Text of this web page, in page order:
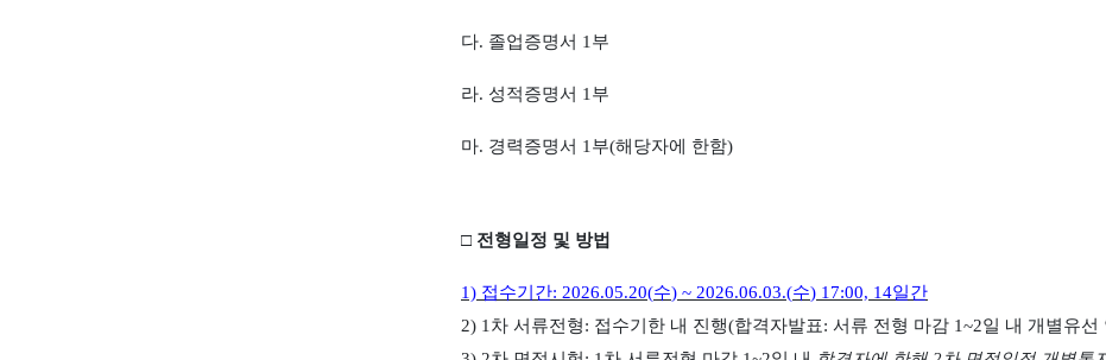
다. 졸업증명서 1 부
라. 성적증명서 1 부
마. 경력증명서 1 부(해당자에 한함)
□ 전형일정 및 방법
1) 접수기간: 2026.05.20(수) ~ 2026.06.03.(수) 17:00, 14일간
2) 1 차 서류전형: 접수기한 내 진행(합격자발표: 서류 전형 마감 1~2일 내 개별유선